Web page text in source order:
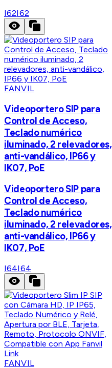
I62I62
FANVIL
Videoportero SIP para
Control de Acceso,
Teclado numérico
iluminado, 2 relevadores,
anti-vandálico, IP66 y
IK07, PoE
Videoportero SIP para
Control de Acceso,
Teclado numérico
iluminado, 2 relevadores,
anti-vandálico, IP66 y
IK07, PoE
I64I64
FANVIL